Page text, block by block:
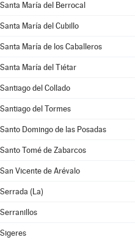
Santa María del Berrocal
Santa María del Cubillo
Santa María de los Caballeros
Santa María del Tiétar
Santiago del Collado
Santiago del Tormes
Santo Domingo de las Posadas
Santo Tomé de Zabarcos
San Vicente de Arévalo
Serrada (La)
Serranillos
Sigeres